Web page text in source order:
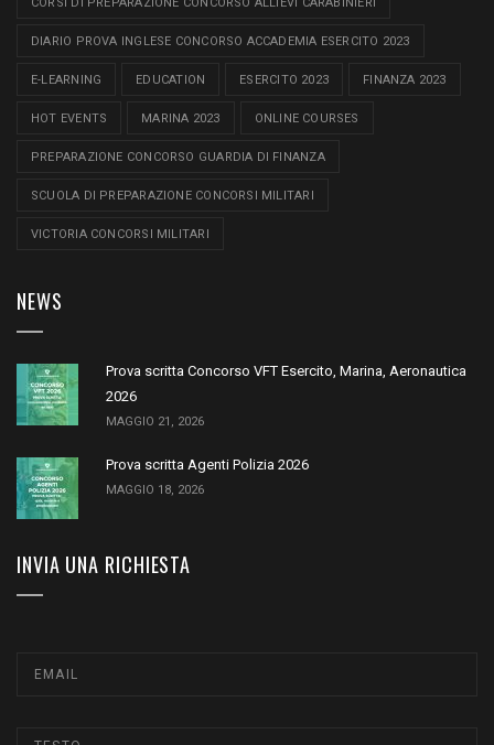
DIARIO PROVA INGLESE CONCORSO ACCADEMIA ESERCITO 2023
E-LEARNING EDUCATION ESERCITO 2023 FINANZA 2023
HOT EVENTS MARINA 2023 ONLINE COURSES
PREPARAZIONE CONCORSO GUARDIA DI FINANZA
SCUOLA DI PREPARAZIONE CONCORSI MILITARI
VICTORIA CONCORSI MILITARI
NEWS
Prova scritta Concorso VFT Esercito, Marina, Aeronautica
2026
MAGGIO 21, 2026
Prova scritta Agenti Polizia 2026
MAGGIO 18, 2026
INVIA UNA RICHIESTA